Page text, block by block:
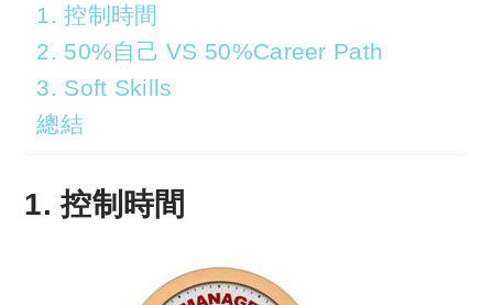
1. 控制時間
2. 50%自己 VS 50%Career Path
3. Soft Skills
總結
1. 控制時間